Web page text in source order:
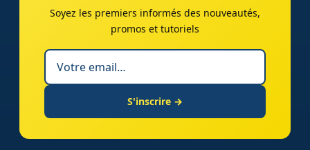
Soyez les premiers informés des nouveautés,
promos et tutoriels
S'inscrire →